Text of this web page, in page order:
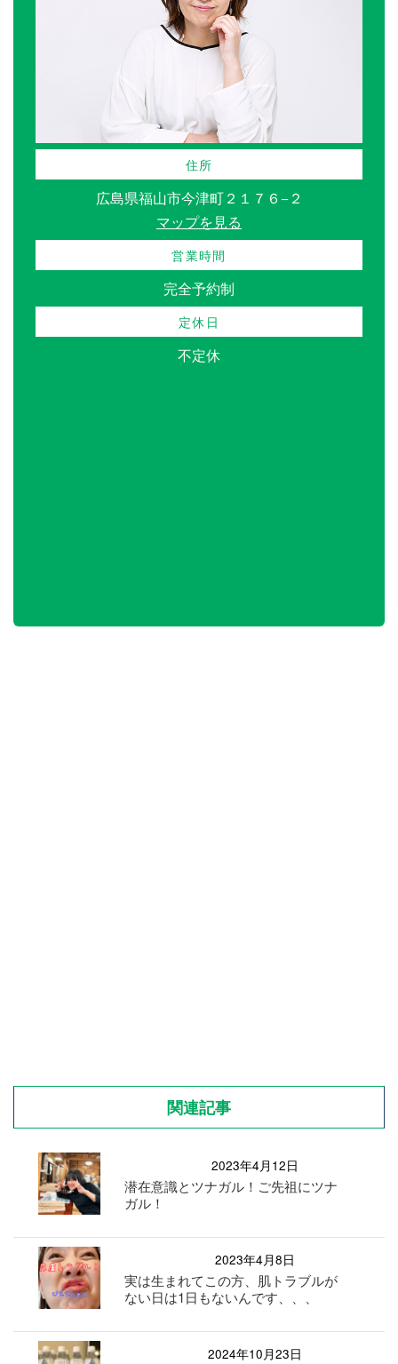
住所
広島県福山市今津町２１７６−２
マップを見る
営業時間
完全予約制
定休日
不定休
関連記事
2023年4月12日
潜在意識とツナガル！ご先祖にツナ
ガル！
2023年4月8日
実は生まれてこの方、肌トラブルが
ない日は1日もないんです、、、
2024年10月23日